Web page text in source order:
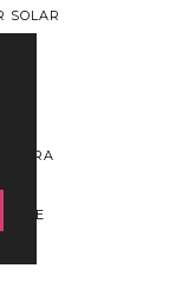
SOLAR
PARA
DE